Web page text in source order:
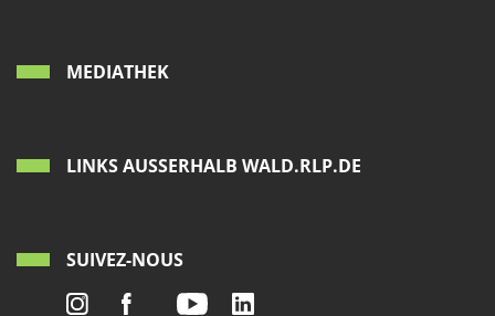
MEDIATHEK
LINKS AUSSERHALB WALD.RLP.DE
SUIVEZ-NOUS